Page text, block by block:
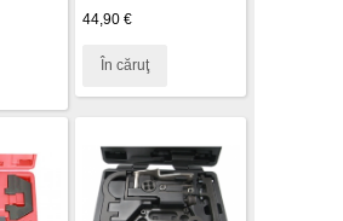
44,90 €
În căruţ